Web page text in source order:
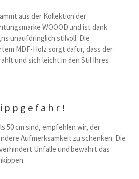
aus der Kollektion der
WOOOD und ist dank
unaufdringlich stilvoll. Die
MDF-Holz sorgt dafur, dass der
und sich leicht in den Stil Ihres
50 cm sind, empfehlen wir, der
Aufmerksamkeit zu schenken. Die
Unfalle und bewahrt das